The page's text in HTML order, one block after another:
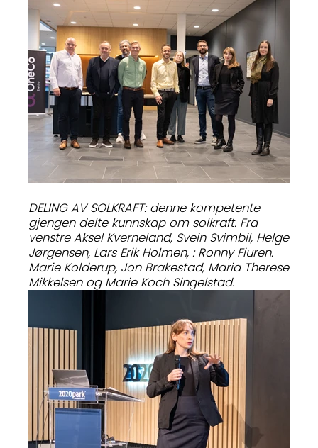
DELING AV SOLKRAFT: denne kompetente
gjengen delte kunnskap om solkraft. Fra
venstre Aksel Kverneland, Svein Svimbil, Helge
Jørgensen, Lars Erik Holmen, : Ronny Fiuren.
Marie Kolderup, Jon Brakestad, Maria Therese
Mikkelsen og Marie Koch Singelstad.